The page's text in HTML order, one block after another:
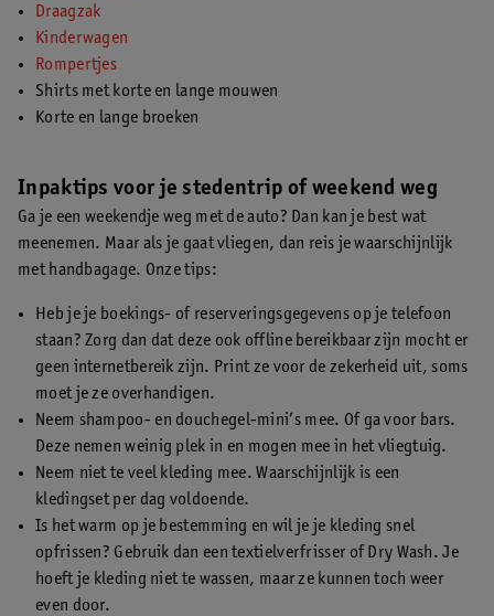
Draagzak
Kinderwagen
Rompertjes
Shirts met korte en lange mouwen
Korte en lange broeken
Inpaktips voor je stedentrip of weekend weg
Ga je een weekendje weg met de auto? Dan kan je best wat
meenemen. Maar als je gaat vliegen, dan reis je waarschijnlijk
met handbagage. Onze tips:
Heb je je boekings- of reserveringsgegevens op je telefoon
staan? Zorg dan dat deze ook offline bereikbaar zijn mocht er
geen internetbereik zijn. Print ze voor de zekerheid uit, soms
moet je ze overhandigen.
Neem shampoo- en douchegel-mini’s mee. Of ga voor bars.
Deze nemen weinig plek in en mogen mee in het vliegtuig.
Neem niet te veel kleding mee. Waarschijnlijk is een
kledingset per dag voldoende.
Is het warm op je bestemming en wil je je kleding snel
opfrissen? Gebruik dan een textielverfrisser of Dry Wash. Je
hoeft je kleding niet te wassen, maar ze kunnen toch weer
even door.